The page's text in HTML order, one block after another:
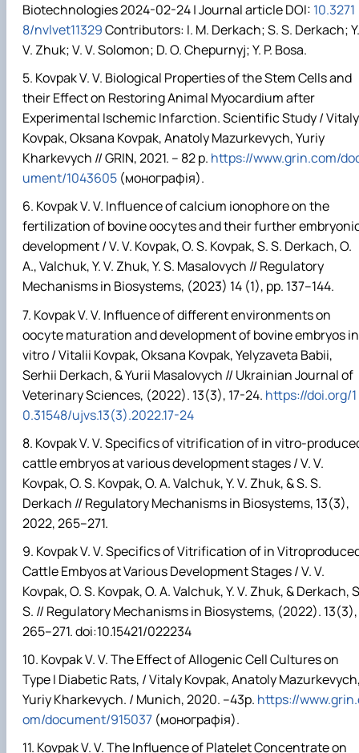
Biotechnologies 2024-02-24 | Journal article DOI: 10.3271
8/nvlvet11329Contributors: I. M. Derkach; S. S. Derkach; Y.
V. Zhuk; V. V. Solomon; D. O. Chepurnyj; Y. P. Bosa.
Kovpak V. V. Biological Properties of the Stem Cells and
their Effect on Restoring Animal Myocardium after
Experimental Ischemic Infarction.Scientific Study / Vitaly
Kovpak, Oksana Kovpak, Anatoly Mazurkevych, Yuriy
Kharkevych // GRIN, 2021. – 82 p. https://www.grin.com/
ument/1043605 (монографія).
Kovpak V. V. Influence of calcium ionophore on the
fertilization of bovine oocytes and their further
development / V. V. Kovpak, O. S. Kovpak, S. S. Derkach, O.
A., Valchuk, Y. V. Zhuk, Y. S. Masalovych // Regulatory
Mechanisms in Biosystems, (2023) 14 (1), pp. 137–144.
Kovpak V. V. Influence of different environments on
oocyte maturation and development of bovine embryos in
vitro / Vitalii Kovpak, Oksana Kovpak, Yelyzaveta Babii,
Serhii Derkach, & Yurii Masalovych // Ukrainian Journal of
Veterinary Sciences, (2022). 13(3), 17-24. https://doi.org/1
0.31548/ujvs.13(3).2022.17-24
Kovpak V. V. Specifics of vitrification of in vitro-
cattle embryos at various development stages / V. V.
Kovpak, O. S. Kovpak, O. A. Valchuk, Y. V. Zhuk, & S. S.
Derkach // Regulatory Mechanisms in Biosystems, 13(3),
2022, 265–271.
Kovpak V. V. Specifics of Vitrification of in
Cattle Embyos at Various Development Stages / V. V.
Kovpak, O. S. Kovpak, O. A. Valchuk, Y. V. Zhuk, & Derkach,
S. // Regulatory Mechanisms in Biosystems, (2022). 13(3),
265–271. doi:10.15421/022234
Kovpak V. V. The Effect of Allogenic Cell Cultures on
Type I Diabetic Rats, / Vitaly Kovpak, Anatoly
Yuriy Kharkevych. / Munich, 2020. –43р. https://
om/document/915037 (монографія).
Kovpak V. V. The Influence of Platelet Concentrate on